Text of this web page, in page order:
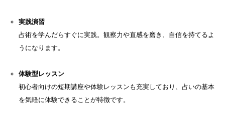
実践演習
占術を学んだらすぐに実践。観察力や直感を磨き、自信を持てるよ
うになります。
体験型レッスン
初心者向けの短期講座や体験レッスンも充実しており、占いの基本
を気軽に体験できることが特徴です。